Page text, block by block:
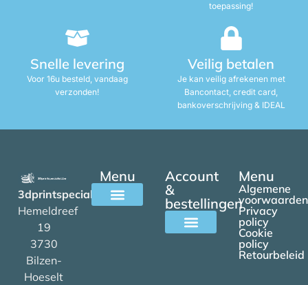
toepassing!
Snelle levering
Voor 16u besteld, vandaag
verzonden!
Veilig betalen
Je kan veilig afrekenen met
Bancontact, credit card,
bankoverschrijving & IDEAL
3dprintspecialist.be
Hemeldreef
19
3730
Bilzen-
Hoeselt
Menu
Account
&
bestellingen
Menu
Algemene
voorwaarden
Privacy
policy
Cookie
policy
Retourbeleid